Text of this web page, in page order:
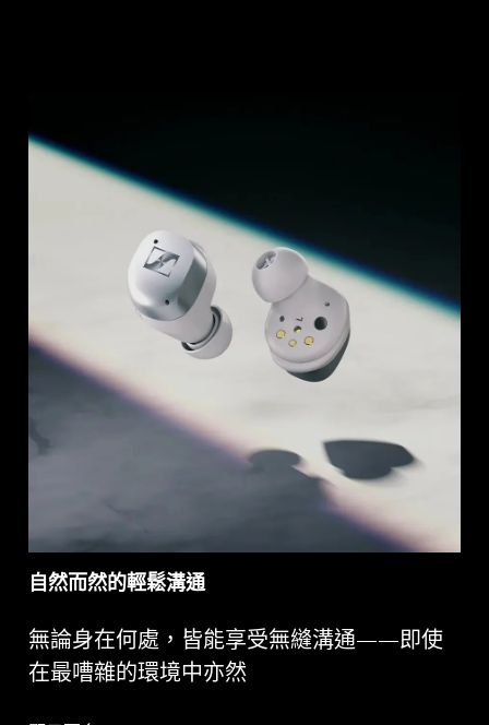
自然而然的輕鬆溝通
無論身在何處，皆能享受無縫溝通——即使
在最嘈雜的環境中亦然